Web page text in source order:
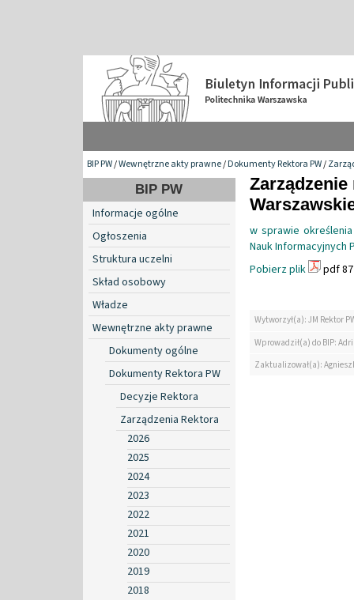
BIP PW/Wewnętrzne akty prawne/Dokumenty Rektora PW/
BIP PW
Informacje ogólne
Ogłoszenia
Struktura uczelni
Skład osobowy
Władze
Wewnętrzne akty prawne
Dokumenty ogólne
Dokumenty Rektora PW
Decyzje Rektora
Zarządzenia Rektora
2026
2025
2024
2023
2022
2021
2020
2019
2018
w sprawie
Nauk Informacyjnych
Pobierz plik
pdf
Wytworzył(a): JM Rektor
Wprowadził(a) do BIP:
Zaktualizował(a):